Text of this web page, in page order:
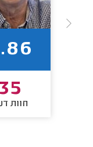
חוות